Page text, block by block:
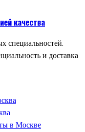
качества
специальностей.
и доставка
в Москве